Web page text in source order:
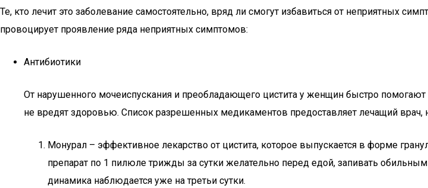
Те, кто лечит это заболевание самостоятельно, вряд ли смогут избавиться от неприятных
провоцирует проявление ряда неприятных симптомов:
Антибиотики
От нарушенного мочеиспускания и преобладающего цистита у женщин быстро
не вредят здоровью. Список разрешенных медикаментов предоставляет лечащий врач,
Монурал – эффективное лекарство от цистита, которое выпускается в форме
препарат по 1 пилюле трижды за сутки желательно перед едой, запивать
динамика наблюдается уже на третьи сутки.